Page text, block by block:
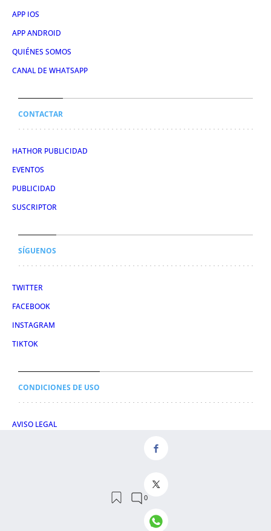
APP IOS
APP ANDROID
QUIÉNES SOMOS
CANAL DE WHATSAPP
CONTACTAR
HATHOR PUBLICIDAD
EVENTOS
PUBLICIDAD
SUSCRIPTOR
SÍGUENOS
TWITTER
FACEBOOK
INSTAGRAM
TIKTOK
CONDICIONES DE USO
AVISO LEGAL